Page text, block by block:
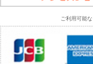
ご利用可能